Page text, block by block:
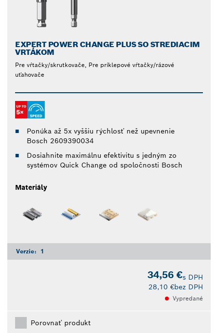
EXPERT POWER CHANGE PLUS SO STREDIACIM
VRTÁKOM
Pre vŕtačky/skrutkovače, Pre príklepové vŕtačky/rázové
uťahovače
Ponúka až 5x vyššiu rýchlosť než upevnenie
Bosch 2609390034
Dosiahnite maximálnu efektivitu s jedným zo
systémov Quick Change od spoločnosti Bosch
Materiály
Verzie: 1
34,56 €s DPH
28,10 €bez DPH
Vypredané
Porovnať produkt